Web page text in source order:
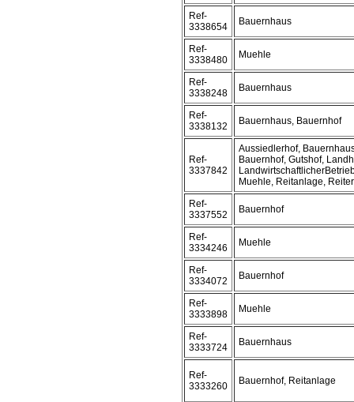
Ref-
3338654
Bauernhaus
Ref-
3338480
Muehle
Ref-
3338248
Bauernhaus
Ref-
3338132
Bauernhaus, Bauernhof
Ref-
3337842
Aussiedlerhof,
Bauernhof, Gutshof,
Muehle, Reitanlage,
Ref-
3337552
Bauernhof
Ref-
3334246
Muehle
Ref-
3334072
Bauernhof
Ref-
3333898
Muehle
Ref-
3333724
Bauernhaus
Ref-
3333260
Bauernhof, Reitanlage